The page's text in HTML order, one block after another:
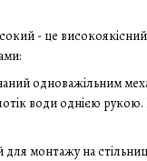
- це
одноважільним
води однією рукою.
для монтажу на